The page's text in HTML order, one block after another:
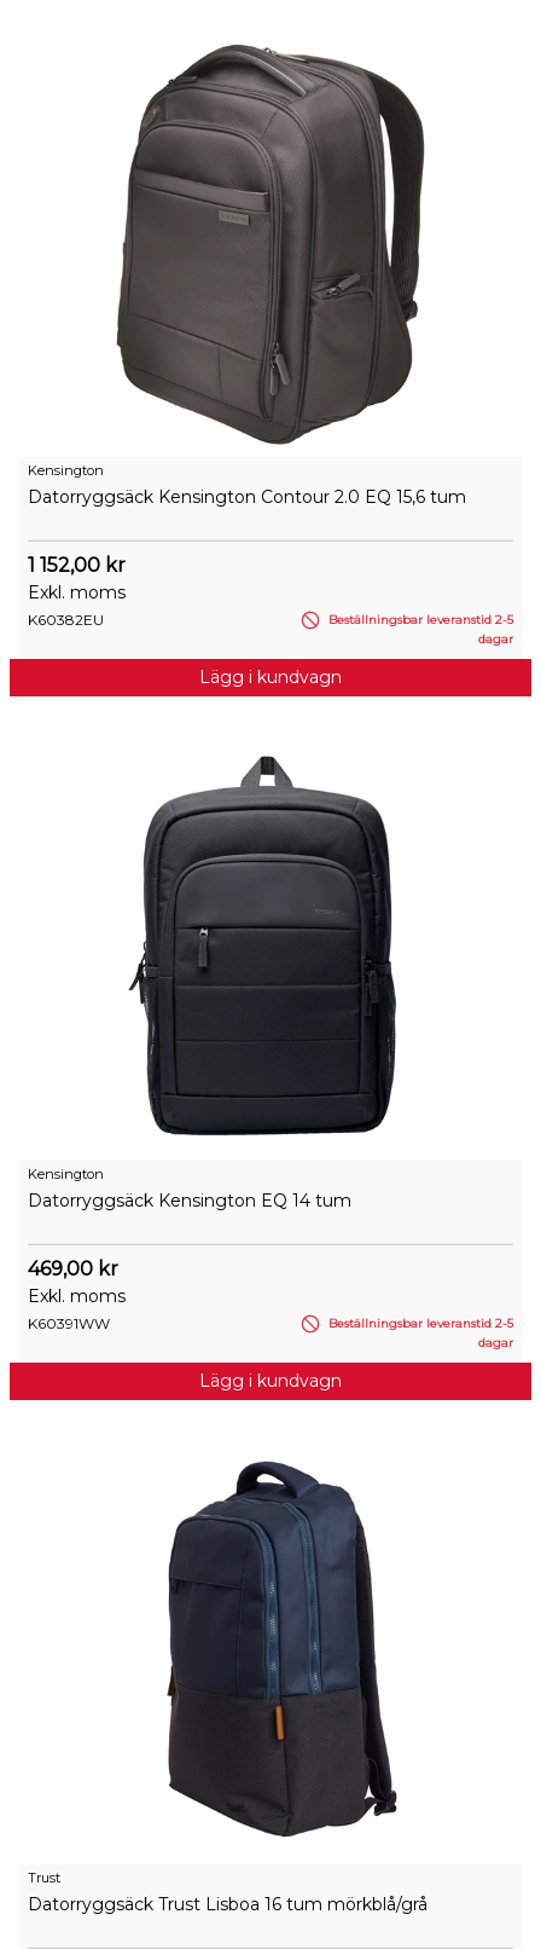
Kensington
Datorryggsäck Kensington Contour 2.0 EQ 15,6 tum
1 152,00 kr
Exkl. moms
K60382EU
Beställningsbar leveranstid 2-5
dagar
Lägg i kundvagn
Kensington
Datorryggsäck Kensington EQ 14 tum
469,00 kr
Exkl. moms
K60391WW
Beställningsbar leveranstid 2-5
dagar
Lägg i kundvagn
Trust
Datorryggsäck Trust Lisboa 16 tum mörkblå/grå